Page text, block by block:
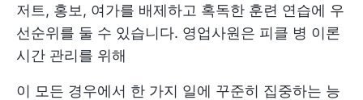
저트, 홍보, 여가를 배제하고 혹독한 훈련 연습에 우
선순위를 둘 수 있습니다. 영업사원은 피클 병 이론
시간 관리를 위해
이 모든 경우에서 한 가지 일에 꾸준히 집중하는 능